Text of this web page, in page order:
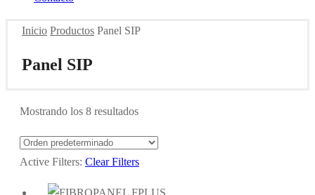
Inicio Productos Panel SIP
Panel SIP
Mostrando los 8 resultados
Active Filters: Clear Filters